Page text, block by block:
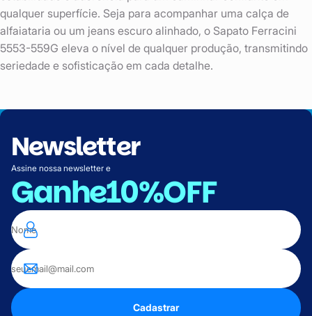
qualquer superfície. Seja para acompanhar uma calça de
alfaiataria ou um jeans escuro alinhado, o Sapato Ferracini
5553-559G eleva o nível de qualquer produção, transmitindo
seriedade e sofisticação em cada detalhe.
Newsletter
Assine nossa newsletter e
Ganhe10%OFF
Cadastrar